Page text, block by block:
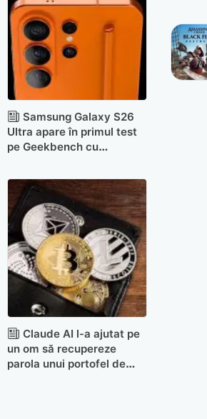
Samsung Galaxy S26
Ultra apare în primul test
pe Geekbench cu
Claude AI l-a ajutat pe
un om să recupereze
parola unui portofel de